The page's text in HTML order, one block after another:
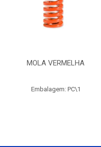
MOLA VERMELHA
Embalagem: PC\1